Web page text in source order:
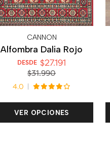
CANNON
Alfombra Dalia Rojo
DESDE $27.191
$31.990
4.0
VER OPCIONES